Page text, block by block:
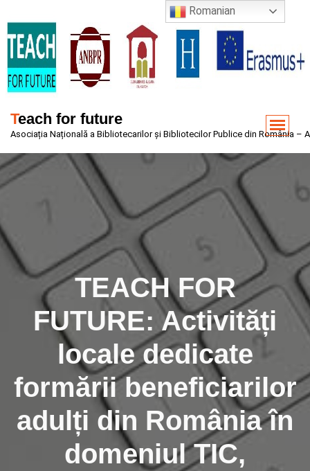
conținut
Teach for future
Asociația Națională a Bibliotecarilor și Bibliotecilor Publice din România –
TEACH FOR
FUTURE: Activități
locale dedicate
formării beneficiarilor
adulți din România în
domeniul TIC,
Romanian